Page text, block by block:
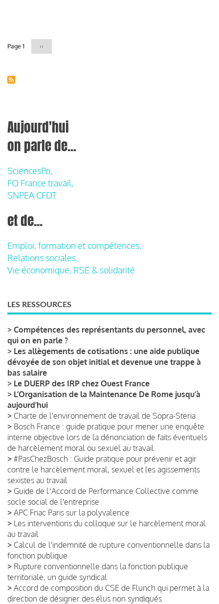
Page 1
Page
››
Aujourd'hui
on parle de...
SciencesPo,
FO France travail,
SNPEA CFDT
et de...
Emploi, formation et compétences,
Relations sociales,
Vie économique, RSE & solidarité
LES RESSOURCES
> Compétences des représentants du personnel, avec
qui on en parle ?
> Les allègements de cotisations : une aide publique
dévoyée de son objet initial et devenue une trappe à
bas salaire
> Le DUERP des IRP chez Ouest France
> L’Organisation de la Maintenance De Rome jusqu’à
aujourd’hui
> Charte de l'environnement de travail de Sopra-Steria
> Bosch France : guide pratique pour mener une enquête
interne objective lors de la dénonciation de faits éventuels
de harcèlement moral ou sexuel au travail
> #PasChezBosch : Guide pratique pour prévenir et agir
contre le harcèlement moral, sexuel et les agissements
sexistes au travail
> Guide de lʼAccord de Performance Collective comme
socle social de l'entreprise
> APC Fnac Paris sur la polyvalence
> Les interventions du colloque sur le harcèlement moral
au travail
> Calcul de l'indemnité de rupture conventionnelle dans la
fonction publique
> Rupture conventionnelle dans la fonction publique
territoriale, un guide syndical
> Accord de composition du CSE de Flunch qui permet à la
direction de désigner des élus non syndiqués